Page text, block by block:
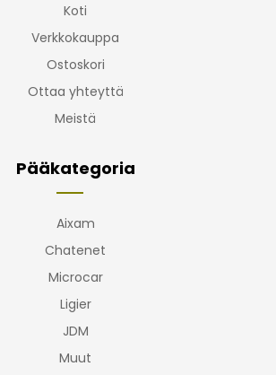
Koti
Verkkokauppa
Ostoskori
Ottaa yhteyttä
Meistä
Pääkategoria
Aixam
Chatenet
Microcar
Ligier
JDM
Muut